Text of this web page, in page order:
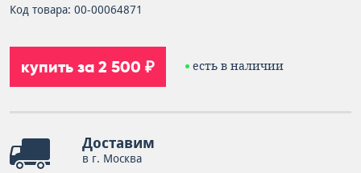
Код товара: 00-00064871
купить за 2 500 ₽ есть в наличии
Доставим
в г. Москва